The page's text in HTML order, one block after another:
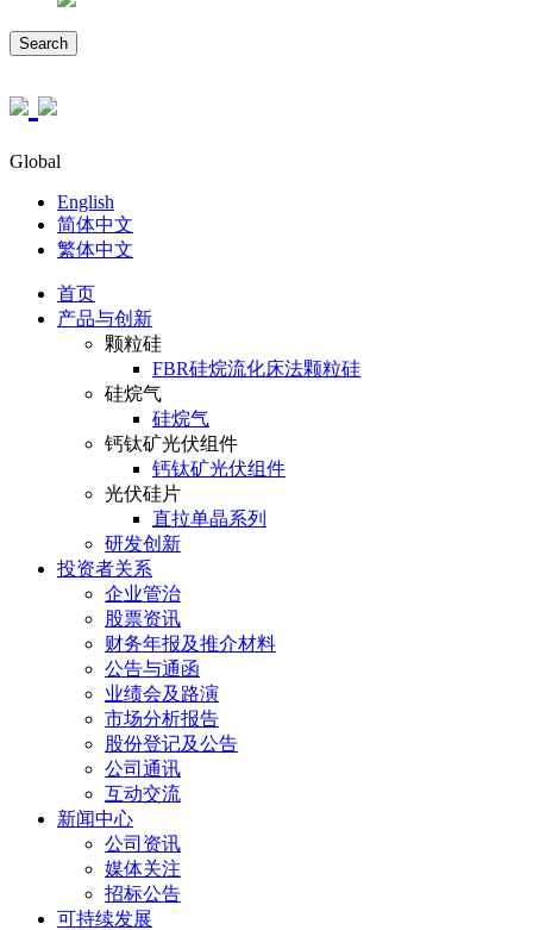
Search
Global
English
简体中文
繁体中文
首页
产品与创新
颗粒硅
FBR硅烷流化床法颗粒硅
硅烷气
硅烷气
钙钛矿光伏组件
钙钛矿光伏组件
光伏硅片
直拉单晶系列
研发创新
投资者关系
企业管治
股票资讯
财务年报及推介材料
公告与通函
业绩会及路演
市场分析报告
股份登记及公告
公司通讯
互动交流
新闻中心
公司资讯
媒体关注
招标公告
可持续发展